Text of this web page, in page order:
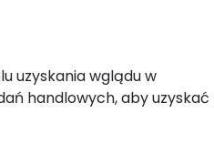
uzyskania wglądu w
handlowych, aby uzyskać